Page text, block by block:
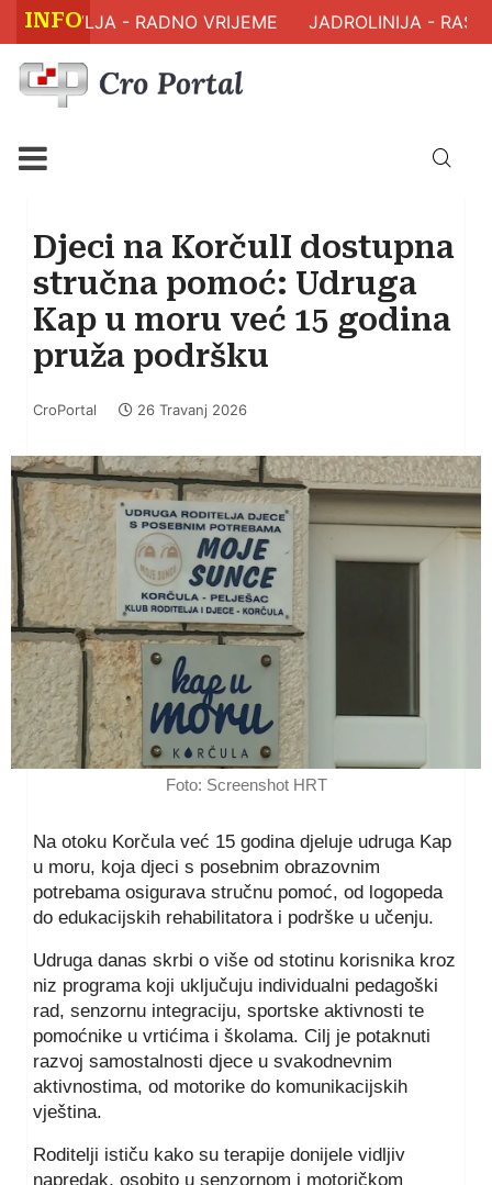
INFO
ZDRAVLJA - RADNO VRIJEME JADROLINIJA -
Djeci na KorčulI dostupna
stručna pomoć: Udruga
Kap u moru već 15 godina
pruža podršku
CroPortal 26 Travanj 2026
Foto: Screenshot HRT
Na otoku Korčula već 15 godina djeluje udruga Kap
u moru, koja djeci s posebnim obrazovnim
potrebama osigurava stručnu pomoć, od logopeda
do edukacijskih rehabilitatora i podrške u učenju.
Udruga danas skrbi o više od stotinu korisnika kroz
niz programa koji uključuju individualni pedagoški
rad, senzornu integraciju, sportske aktivnosti te
pomoćnike u vrtićima i školama. Cilj je potaknuti
razvoj samostalnosti djece u svakodnevnim
aktivnostima, od motorike do komunikacijskih
vještina.
Roditelji ističu kako su terapije donijele vidljiv
napredak, osobito u senzornom i motoričkom